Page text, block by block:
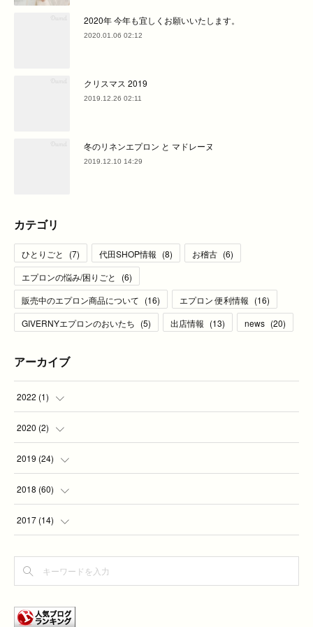
2020年 今年も宜しくお願いいたします。
2020.01.06 02:12
クリスマス 2019
2019.12.26 02:11
冬のリネンエプロン と マドレーヌ
2019.12.10 14:29
カテゴリ
ひとりごと (7) 代田SHOP情報 (8) お稽古 (6)
エプロンの悩み/困りごと
(6)
販売中のエプロン商品について (16) エプロン 便利情報 (16)
GIVERNYエプロンのおいたち (5) 出店情報 (13) news (20)
アーカイブ
2022 (1)
( )
2020 (2)
(2
2019 (24)
(2
(7
(3
(2)
2018 (60)
(1
(
(1)
2017 (14)
(
(7)